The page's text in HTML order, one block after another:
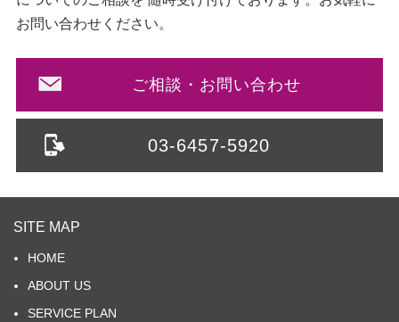
お問い合わせください。
ご相談・お問い合わせ
03-6457-5920
SITE MAP
HOME
ABOUT US
SERVICE PLAN